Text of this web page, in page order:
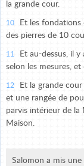
la grande cour.
10
Et les fondations
des pierres de 10
11
Et au-dessus, il
selon les mesures, et
12
Et la grande
et une rangée de
parvis intérieur de la
Maison.
Salomon a mis une